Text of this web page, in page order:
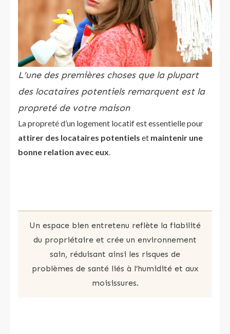
L’une des premières choses que la plupart
des locataires potentiels remarquent est la
propreté de votre maison
La propreté d’un logement locatif est essentielle pour
attirer des locataires potentiels et maintenir une
bonne relation avec eux.
Un espace bien entretenu reflète la fiabilité
du propriétaire et crée un environnement
sain, réduisant ainsi les risques de
problèmes de santé liés à l’humidité et aux
moisissures.